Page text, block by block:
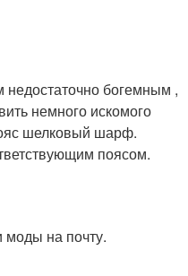
недостаточно богемным ,
немного искомого
шелковый шарф.
поясом.
моды на почту.